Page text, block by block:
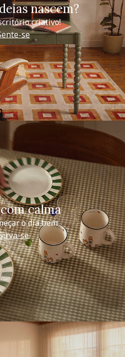
nascem?
criativo!
se
calma
o dia bem
se